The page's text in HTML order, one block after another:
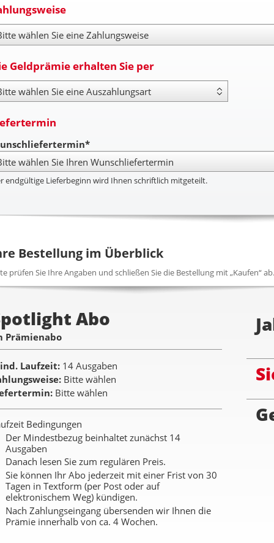
Geldprämie erhalten Sie per
Type
endgültige Lieferbeginn wird Ihnen schriftlich mitgeteilt.
Bestellung im Überblick
prüfen Sie Ihre Angaben und schließen Sie die Bestellung mit „Kaufen“ ab.
Abo
Prämienabo
Laufzeit 14 Ausgaben
Bitte wählen
Bitte wählen
Bedingungen
Der Mindestbezug beinhaltet zunächst 14
Ausgaben
Danach lesen Sie zum regulären Preis.
Sie können Ihr Abo jederzeit mit einer Frist von 30
Tagen in Textform (per Post oder auf
elektronischem Weg) kündigen.
Nach Zahlungseingang übersenden wir Ihnen die
Prämie innerhalb von ca. 4 Wochen.